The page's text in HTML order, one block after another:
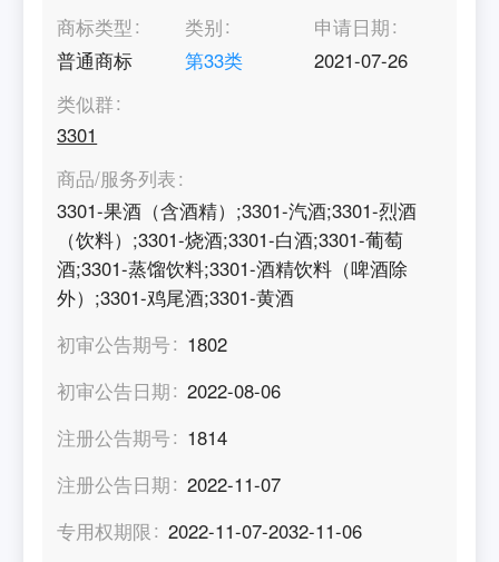
商标类型
普通商标
类别
第33类
申请日期
2021-07-26
类似群
3301
商品/服务列表
3301-果酒（含酒精）;3301-汽酒;3301-烈酒
（饮料）;3301-烧酒;3301-白酒;3301-葡萄
酒;3301-蒸馏饮料;3301-酒精饮料（啤酒除
外）;3301-鸡尾酒;3301-黄酒
初审公告期号
1802
初审公告日期
2022-08-06
注册公告期号
1814
注册公告日期
2022-11-07
专用权期限
2022-11-07-2032-11-06